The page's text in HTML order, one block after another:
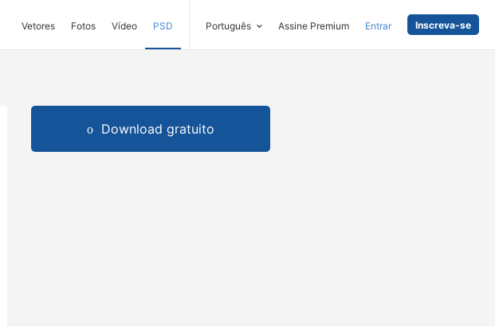
Vetores Fotos Vídeo PSD Português Assine Premium Entrar Inscreva-se
Download gratuito